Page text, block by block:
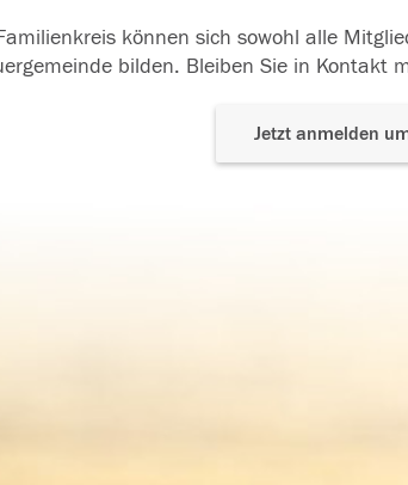
können sich sowohl alle
bilden. Bleiben Sie in Kontakt
Jetzt anmelden